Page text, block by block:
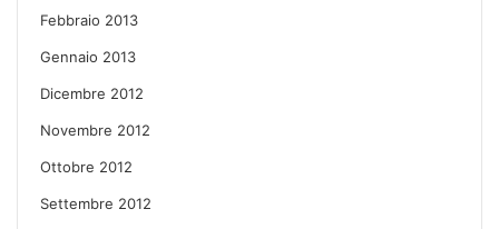
Febbraio 2013
Gennaio 2013
Dicembre 2012
Novembre 2012
Ottobre 2012
Settembre 2012